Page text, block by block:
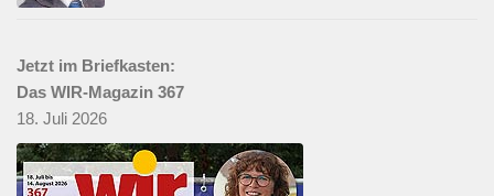
Jetzt im Briefkasten:
Das WIR-Magazin 367
18. Juli 2026